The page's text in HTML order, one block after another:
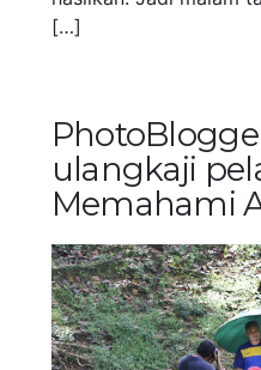
[…]
ulangkaji
Memahami